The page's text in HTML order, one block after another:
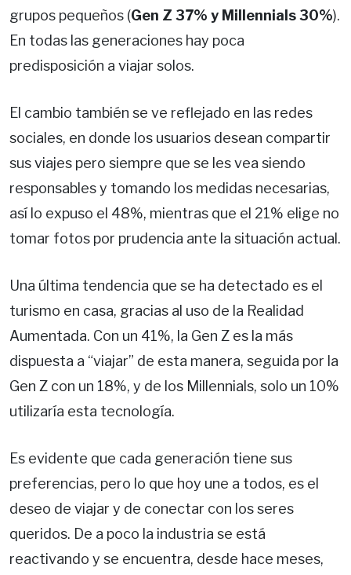
grupos pequeños (Gen Z 37% y Millennials 30%).
En todas las generaciones hay poca
predisposición a viajar solos.
El cambio también se ve reflejado en las redes
sociales, en donde los usuarios desean compartir
sus viajes pero siempre que se les vea siendo
responsables y tomando los medidas necesarias,
así lo expuso el 48%, mientras que el 21% elige no
tomar fotos por prudencia ante la situación actual.
Una última tendencia que se ha detectado es el
turismo en casa, gracias al uso de la Realidad
Aumentada. Con un 41%, la Gen Z es la más
dispuesta a “viajar” de esta manera, seguida por la
Gen Z con un 18%, y de los Millennials, solo un 10%
utilizaría esta tecnología.
Es evidente que cada generación tiene sus
preferencias, pero lo que hoy une a todos, es el
deseo de viajar y de conectar con los seres
queridos. De a poco la industria se está
reactivando y se encuentra, desde hace meses,